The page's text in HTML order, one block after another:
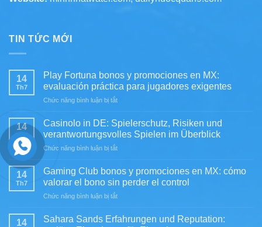
TIN TỨC MỚI
14
Th7
Play Fortuna bonos y promociones en MX:
evaluación práctica para jugadores exigentes
Chức năng bình luận bị tắtở
Fortuna
bonos
y
promociones
MX:
evaluación
práctica
para
exigentes
14
Th7
Casinolo in DE: Spielerschutz, Risiken und
verantwortungsvolles Spielen im Überblick
Chức năng bình luận bị tắtở
Spielerschutz,
Risiken
verantwortungsvolles
14
Th7
Gaming Club bonos y promociones en MX: cómo
valorar el bono sin perder el control
Chức năng bình luận bị tắtở
Club
bonos
14
Sahara Sands Erfahrungen und Reputation: